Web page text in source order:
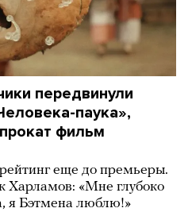
передвинули
паука»,
фильм
еще до премьеры.
Харламов: «Мне глубоко
я Бэтмена люблю!»